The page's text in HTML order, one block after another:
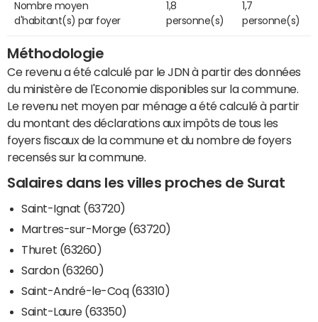
Nombre moyen
d'habitant(s) par foyer
1,8
personne(s)
1,7
personne(s)
Méthodologie
Ce revenu a été calculé par le JDN à partir des données
du ministère de l'Economie disponibles sur la commune.
Le revenu net moyen par ménage a été calculé à partir
du montant des déclarations aux impôts de tous les
foyers fiscaux de la commune et du nombre de foyers
recensés sur la commune.
Salaires dans les villes proches de Surat
Saint-Ignat (63720)
Martres-sur-Morge (63720)
Thuret (63260)
Sardon (63260)
Saint-André-le-Coq (63310)
Saint-Laure (63350)